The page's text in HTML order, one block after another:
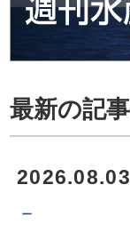
最新の記
2026.08.03
－